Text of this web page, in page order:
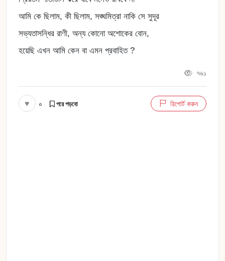
আমি কে ছিলাম, কী ছিলাম, সঙ্ঘমিত্রা নাকি সে সুদূর
সভ্যতাসন্ধির রাণী, অন্য কোনো অশোকের বোন,
হয়েছি এখন আমি কেন বা এমন প্রবাহিত ?
৭৬১
♥ ০ পরে পড়বো রিপোর্ট করুন